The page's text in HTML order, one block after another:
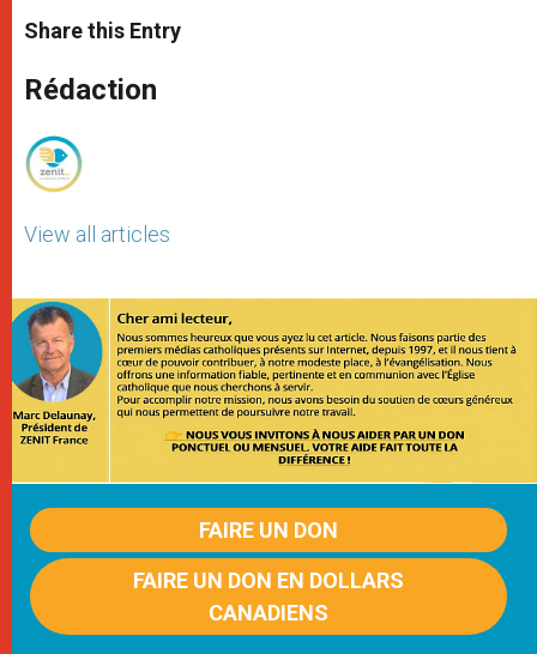
t
s
p
p
s
e
g
e
e
b
o
k
Share this Entry
Rédaction
View all articles
FAIRE UN DON
FAIRE UN DON EN DOLLARS
CANADIENS